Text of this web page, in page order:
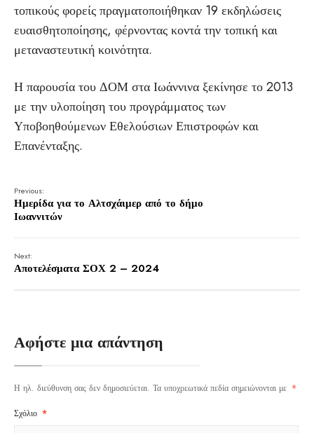
τοπικούς φορείς πραγματοποιήθηκαν 19 εκδηλώσεις
ευαισθητοποίησης, φέρνοντας κοντά την τοπική και
μεταναστευτική κοινότητα.
Η παρουσία του ΔΟΜ στα Ιωάννινα ξεκίνησε το 2013
με την υλοποίηση του προγράμματος των
Υποβοηθούμενων Εθελούσιων Επιστροφών και
Επανένταξης.
Previous:
Ημερίδα για το Αλτσχάιμερ από το δήμο
Ιωαννιτών
Next:
Αποτελέσματα ΣΟΧ 2 – 2024
Αφήστε μια απάντηση
Η ηλ. διεύθυνση σας δεν δημοσιεύεται. Τα υποχρεωτικά πεδία σημειώνονται με *
Σχόλιο *